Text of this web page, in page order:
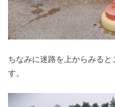
ちなみに迷路を上からみると
す。